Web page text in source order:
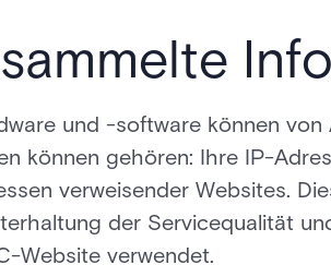
und -software können von
können gehören: Ihre IP-
verweisender Websites.
der Servicequalität
Website verwendet.